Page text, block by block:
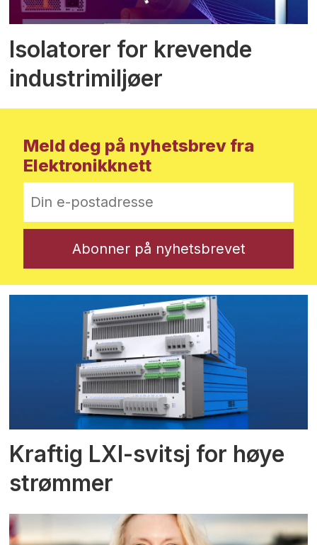
Isolatorer for krevende
industrimiljøer
Meld deg på nyhetsbrev fra
Elektronikknett
Kraftig LXI-svitsj for høye
strømmer